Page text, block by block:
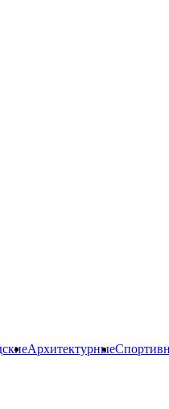
Архитектурные